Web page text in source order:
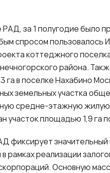
РАД, за 1 полугодие было
спросом пользовалось
коттеджного
района.
в поселке Нахабино
земельных участка
средне-этажную жилую
участок площадью 1,9 га
фиксирует
рамках реализации
Основную